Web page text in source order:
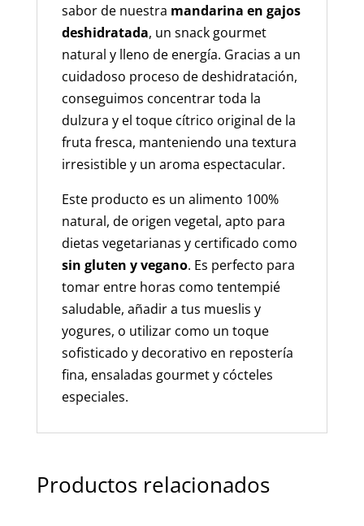
sabor de nuestra mandarina en gajos
deshidratada, un snack gourmet
natural y lleno de energía. Gracias a un
cuidadoso proceso de deshidratación,
conseguimos concentrar toda la
dulzura y el toque cítrico original de la
fruta fresca, manteniendo una textura
irresistible y un aroma espectacular.
Este producto es un alimento 100%
natural, de origen vegetal, apto para
dietas vegetarianas y certificado como
sin gluten y vegano. Es perfecto para
tomar entre horas como tentempié
saludable, añadir a tus mueslis y
yogures, o utilizar como un toque
sofisticado y decorativo en repostería
fina, ensaladas gourmet y cócteles
especiales.
Productos relacionados